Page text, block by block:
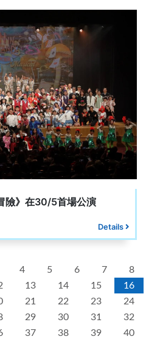
險》在30/5首場公演
Details
4 5 6 7
8
13 14 15
16
21 22 23
24
29 30 31
32
37 38 39 40